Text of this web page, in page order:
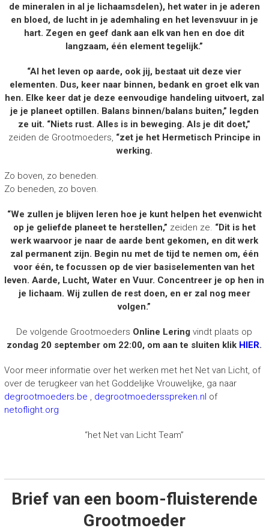
de mineralen in al je lichaamsdelen), het water in je aderen
en bloed, de lucht in je ademhaling en het levensvuur in je
hart. Zegen en geef dank aan elk van hen en doe dit
langzaam, één element tegelijk.”
“Al het leven op aarde, ook jij, bestaat uit deze vier
elementen. Dus, keer naar binnen, bedank en groet elk van
hen. Elke keer dat je deze eenvoudige handeling uitvoert, zal
je je planeet optillen. Balans binnen/balans buiten,” legden
ze uit. “Niets rust. Alles is in beweging. Als je dit doet,”
zeiden de Grootmoeders, “zet je het Hermetisch Principe in
werking.
Zo boven, zo beneden.
Zo beneden, zo boven.
“We zullen je blijven leren hoe je kunt helpen het evenwicht
op je geliefde planeet te herstellen,” zeiden ze. “Dit is het
werk waarvoor je naar de aarde bent gekomen, en dit werk
zal permanent zijn. Begin nu met de tijd te nemen om, één
voor één, te focussen op de vier basiselementen van het
leven. Aarde, Lucht, Water en Vuur. Concentreer je op hen in
je lichaam. Wij zullen de rest doen, en er zal nog meer
volgen.”
De volgende Grootmoeders Online Lering vindt plaats op
zondag 20 september om 22:00, om aan te sluiten klik HIER.
Voor meer informatie over het werken met het Net van Licht, of
over de terugkeer van het Goddelijke Vrouwelijke, ga naar
degrootmoeders.be , degrootmoedersspreken.nl of
netoflight.org
​​​​“het Net van Licht Team”
Brief van een boom-fluisterende
Grootmoeder